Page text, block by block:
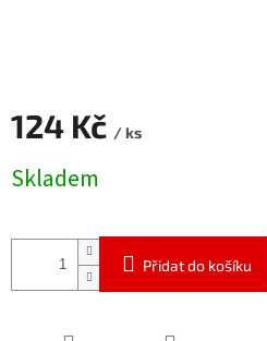
124 Kč / ks
cena:
Skladem
Přidat do košíku